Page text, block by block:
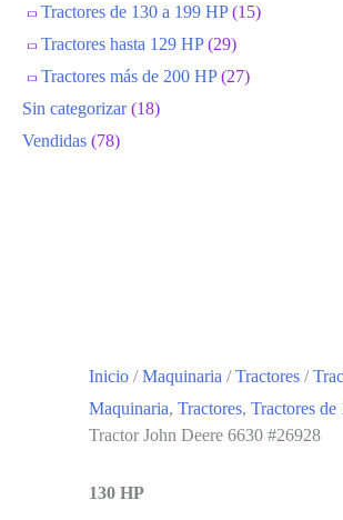
Tractores de 130 a 199 HP (15)
Tractores hasta 129 HP (29)
Tractores más de 200 HP (27)
Sin categorizar (18)
Vendidas (78)
Inicio /Maquinaria /Tractores /
Maquinaria, Tractores, Tractores de
Tractor John Deere 6630 #26928
130 HP